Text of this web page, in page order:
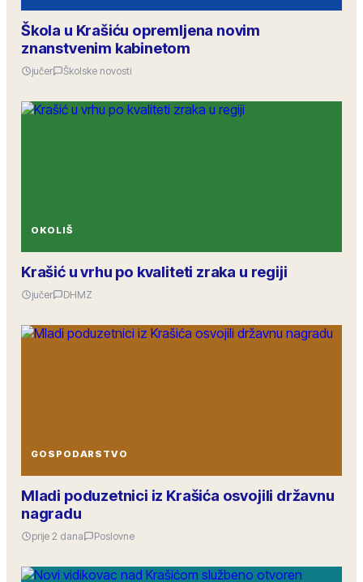
Škola u Krašiću opremljena novim
znanstvenim kabinetom
jučer Školske novosti
OKOLIŠ
Krašić u vrhu po kvaliteti zraka u regiji
jučer DHMZ
GOSPODARSTVO
Mladi poduzetnici iz Krašića osvojili državnu
nagradu
prije 2 dana Poslovne